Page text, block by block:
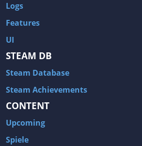
Logs
Features
UI
STEAM DB
Steam Database
Steam Achievements
CONTENT
Upcoming
Spiele